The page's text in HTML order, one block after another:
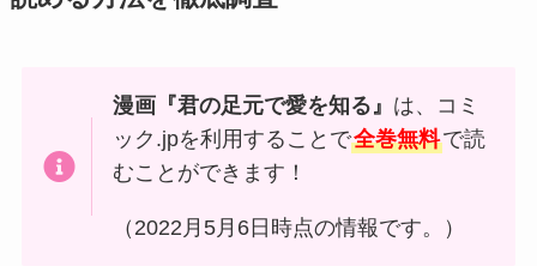
漫画『君の足元で愛を知る』 は、コミ
ック.jpを利用することで全巻無料で読
むことができます！
（2022月5月6日時点の情報です。）